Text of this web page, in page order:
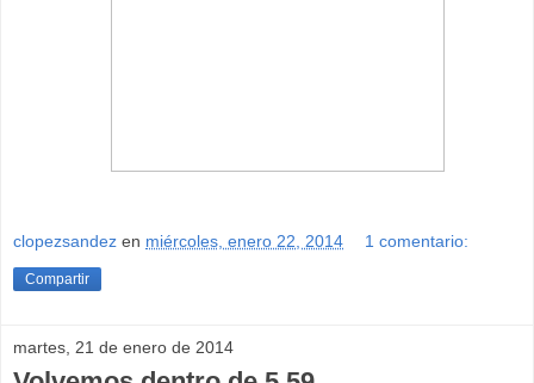
clopezsandez en miércoles, enero 22, 2014 1 comentario:
Compartir
martes, 21 de enero de 2014